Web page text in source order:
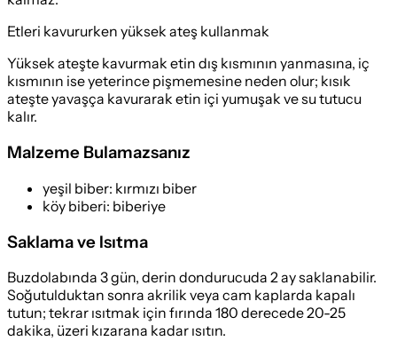
Etleri kavururken yüksek ateş kullanmak
Yüksek ateşte kavurmak etin dış kısmının yanmasına, iç
kısmının ise yeterince pişmemesine neden olur; kısık
ateşte yavaşça kavurarak etin içi yumuşak ve su tutucu
kalır.
Malzeme Bulamazsanız
yeşil biber: kırmızı biber
köy biberi: biberiye
Saklama ve Isıtma
Buzdolabında 3 gün, derin dondurucuda 2 ay saklanabilir.
Soğutulduktan sonra akrilik veya cam kaplarda kapalı
tutun; tekrar ısıtmak için fırında 180 derecede 20-25
dakika, üzeri kızarana kadar ısıtın.